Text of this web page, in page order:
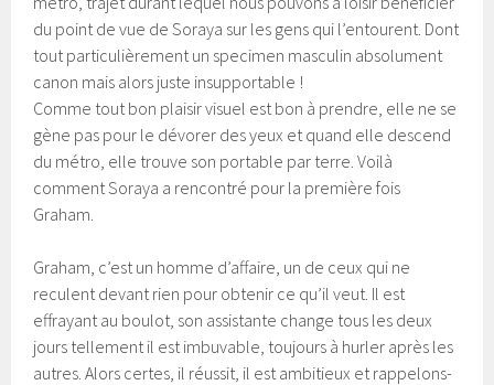
du point de vue de Soraya sur les gens qui l’entourent. Dont
tout particulièrement un specimen masculin absolument
canon mais alors juste insupportable !
Comme tout bon plaisir visuel est bon à prendre, elle ne se
gène pas pour le dévorer des yeux et quand elle descend
du métro, elle trouve son portable par terre. Voilà
comment Soraya a rencontré pour la première fois
Graham.
Graham, c’est un homme d’affaire, un de ceux qui ne
reculent devant rien pour obtenir ce qu’il veut. Il est
effrayant au boulot, son assistante change tous les deux
jours tellement il est imbuvable, toujours à hurler après les
autres. Alors certes, il réussit, il est ambitieux et rappelons-